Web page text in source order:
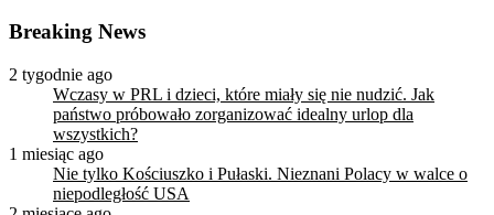
Breaking News
2 tygodnie ago
Wczasy w PRL i dzieci, które miały się nie nudzić. Jak
państwo próbowało zorganizować idealny urlop dla
wszystkich?
1 miesiąc ago
Nie tylko Kościuszko i Pułaski. Nieznani Polacy w walce o
niepodległość USA